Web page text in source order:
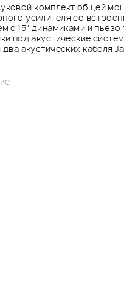
комплект общей
усилителя со
с 15" динамиками и
под акустические
акустических кабеля